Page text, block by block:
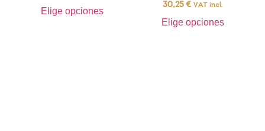
Elige opciones
30,25 € VAT incl.
Elige opciones